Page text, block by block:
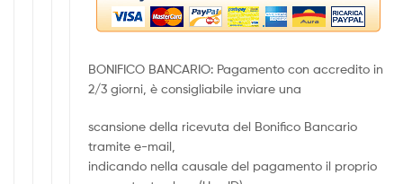
BONIFICO BANCARIO: Pagamento con accredito in
2/3 giorni, è consigliabile inviare una
scansione della ricevuta del Bonifico Bancario
tramite e-mail,
indicando nella causale del pagamento il proprio